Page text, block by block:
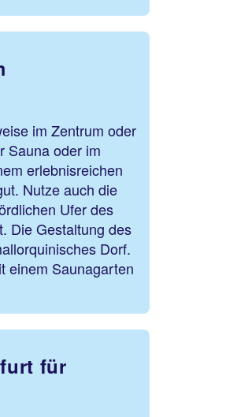
im Zentrum oder
Sauna oder im
erlebnisreichen
Nutze auch die
Ufer des
Die Gestaltung des
Dorf.
einem Saunagarten
für